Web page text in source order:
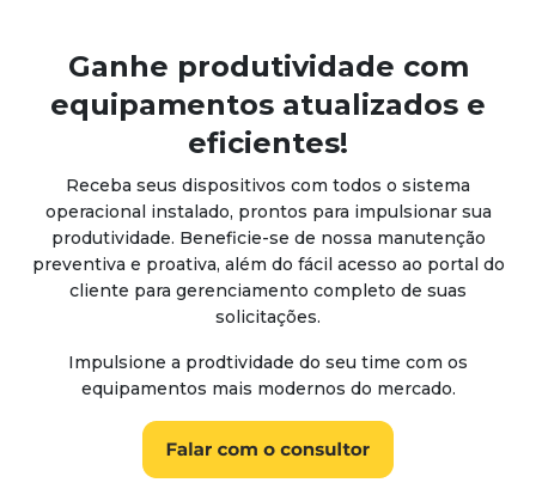
Ganhe produtividade com
equipamentos atualizados e
eficientes!
Receba seus dispositivos com todos o sistema
operacional instalado, prontos para impulsionar sua
produtividade. Beneficie-se de nossa manutenção
preventiva e proativa, além do fácil acesso ao portal do
cliente para gerenciamento completo de suas
solicitações.
Impulsione a prodtividade do seu time com os
equipamentos mais modernos do mercado.